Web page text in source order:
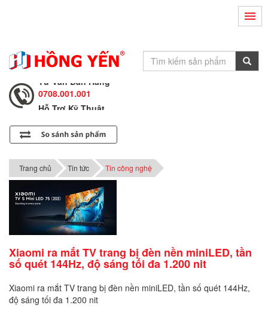
0708.002.002
Tư Vấn Bán Hàng
0708.001.001
Hỗ Trợ Kỹ Thuật
0708.002.002
Tư Vấn Bán Hàng
0708.001.001
Trang chủ Tin tức Tin công nghệ
Xiaomi ra mắt TV trang bị đèn nền miniLED, tần
số quét 144Hz, độ sáng tối đa 1.200 nit
Xiaomi ra mắt TV trang bị đèn nền miniLED, tần số quét 144Hz,
độ sáng tối đa 1.200 nit